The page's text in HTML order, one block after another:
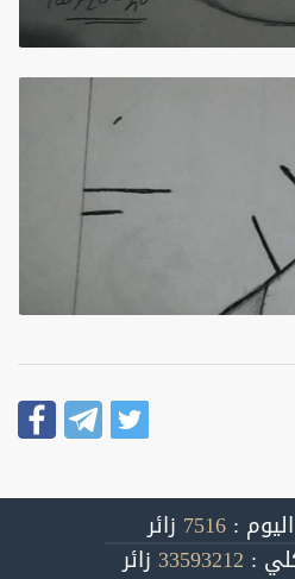
اليوم :7516 زائر
:
33593212 زائر